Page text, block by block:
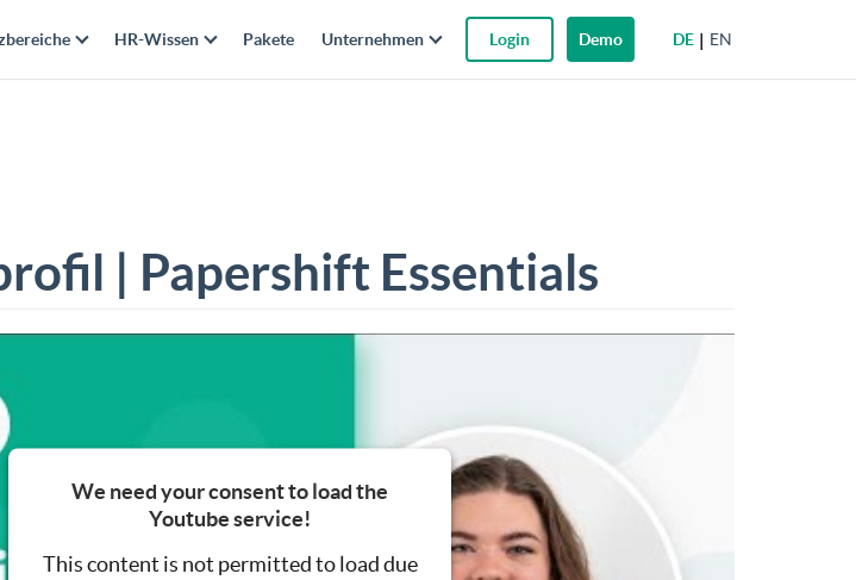
DE EN
HR-Wissen Pakete Unternehmen Login Demo
| Papershift Essentials
We need your consent to load the
Youtube service!
This content is not permitted to load due